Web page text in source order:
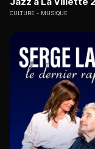
CULTURE MUSIQUE